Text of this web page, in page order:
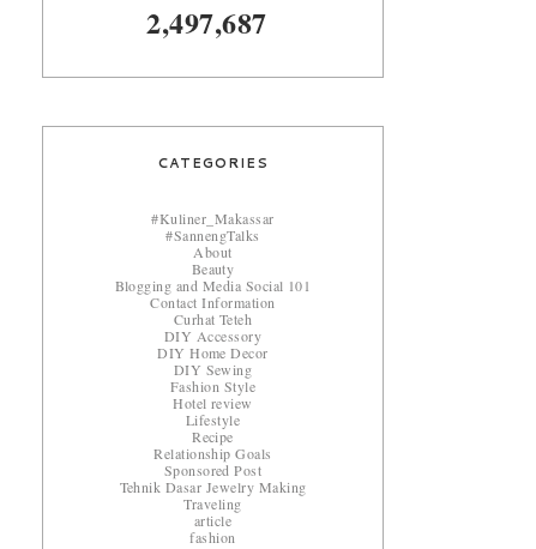
2,497,687
CATEGORIES
#Kuliner_Makassar
#SannengTalks
About
Beauty
Blogging and Media Social 101
Contact Information
Curhat Teteh
DIY Accessory
DIY Home Decor
DIY Sewing
Fashion Style
Hotel review
Lifestyle
Recipe
Relationship Goals
Sponsored Post
Tehnik Dasar Jewelry Making
Traveling
article
fashion